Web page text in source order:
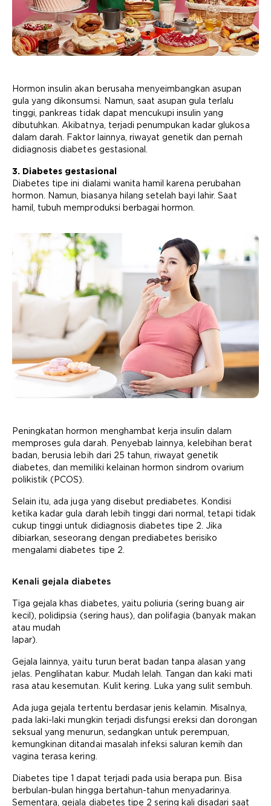
Hormon insulin akan berusaha menyeimbangkan asupan
gula yang dikonsumsi. Namun, saat asupan gula terlalu
tinggi, pankreas tidak dapat mencukupi insulin yang
dibutuhkan. Akibatnya, terjadi penumpukan kadar glukosa
dalam darah. Faktor lainnya, riwayat genetik dan pernah
didiagnosis diabetes gestasional.
3. Diabetes gestasional
Diabetes tipe ini dialami wanita hamil karena perubahan
hormon. Namun, biasanya hilang setelah bayi lahir. Saat
hamil, tubuh memproduksi berbagai hormon.
Peningkatan hormon menghambat kerja insulin dalam
memproses gula darah. Penyebab lainnya, kelebihan berat
badan, berusia lebih dari 25 tahun, riwayat genetik
diabetes, dan memiliki kelainan hormon sindrom ovarium
polikistik (PCOS).
Selain itu, ada juga yang disebut prediabetes. Kondisi
ketika kadar gula darah lebih tinggi dari normal, tetapi tidak
cukup tinggi untuk didiagnosis diabetes tipe 2. Jika
dibiarkan, seseorang dengan prediabetes berisiko
mengalami diabetes tipe 2.
Kenali gejala diabetes
Tiga gejala khas diabetes, yaitu poliuria (sering buang air
kecil), polidipsia (sering haus), dan polifagia (banyak makan
atau mudah
lapar).
Gejala lainnya, yaitu turun berat badan tanpa alasan yang
jelas. Penglihatan kabur. Mudah lelah. Tangan dan kaki mati
rasa atau kesemutan. Kulit kering. Luka yang sulit sembuh.
Ada juga gejala tertentu berdasar jenis kelamin. Misalnya,
pada laki-laki mungkin terjadi disfungsi ereksi dan dorongan
seksual yang menurun, sedangkan untuk perempuan,
kemungkinan ditandai masalah infeksi saluran kemih dan
vagina terasa kering.
Diabetes tipe 1 dapat terjadi pada usia berapa pun. Bisa
berbulan-bulan hingga bertahun-tahun menyadarinya.
Sementara, gejala diabetes tipe 2 sering kali disadari saat